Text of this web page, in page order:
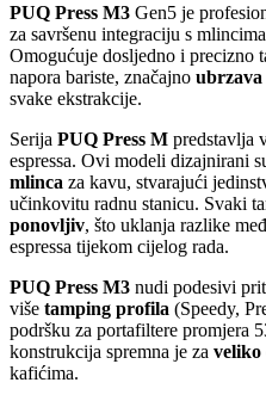
PUQ Press M3 Gen5 je
za savršenu integraciju s mlincima
Omogućuje dosljedno i precizno
napora bariste, značajno
svake ekstrakcije.
Serija PUQ Press M predstavlja
espressa. Ovi modeli dizajnirani
mlinca za kavu, stvarajući
učinkovitu radnu stanicu. Svaki
ponovljiv, što uklanja razlike
espressa tijekom cijelog rada.
PUQ Press M3 nudi podesivi
više tamping profila (Speedy,
podršku za portafiltere promjera
konstrukcija spremna je za veliko
kafićima.